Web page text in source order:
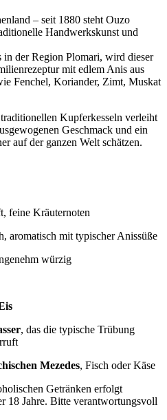
– seit 1880 steht Ouzo
Handwerkskunst und
in der Region Plomari, wird dieser
mit edlem Anis aus
Fenchel, Koriander, Zimt, Muskat
Kupferkesseln verleiht
Geschmack und ein
auf der ganzen Welt schätzen.
feine Kräuternoten
aromatisch mit typischer Anissüße
würzig
, das die typische Trübung
Mezedes, Fisch oder Käse
Getränken erfolgt
18 Jahre. Bitte verantwortungsvoll